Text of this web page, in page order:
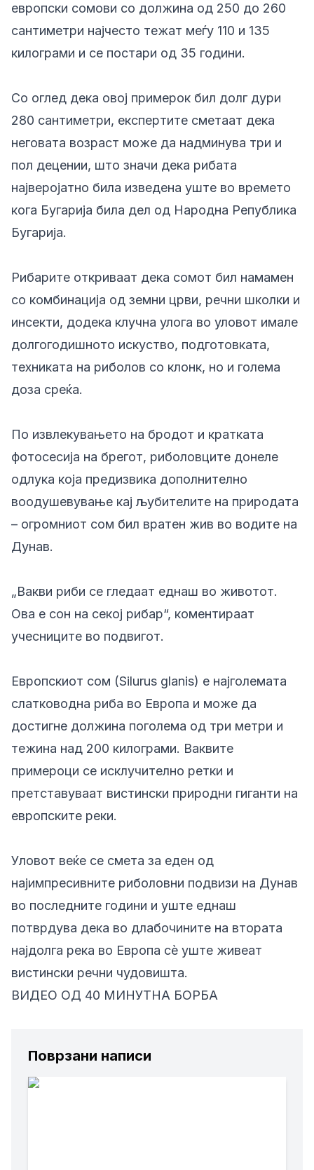
европски сомови со должина од 250 до 260
сантиметри најчесто тежат меѓу 110 и 135
килограми и се постари од 35 години.
Со оглед дека овој примерок бил долг дури
280 сантиметри, експертите сметаат дека
неговата возраст може да надминува три и
пол децении, што значи дека рибата
најверојатно била изведена уште во времето
кога Бугарија била дел од Народна Република
Бугарија.
Рибарите откриваат дека сомот бил намамен
со комбинација од земни црви, речни школки и
инсекти, додека клучна улога во уловот имале
долгогодишното искуство, подготовката,
техниката на риболов со клонк, но и голема
доза среќа.
По извлекувањето на бродот и кратката
фотосесија на брегот, риболовците донеле
одлука која предизвика дополнително
воодушевување кај љубителите на природата
– огромниот сом бил вратен жив во водите на
Дунав.
„Вакви риби се гледаат еднаш во животот.
Ова е сон на секој рибар“, коментираат
учесниците во подвигот.
Европскиот сом (Silurus glanis) е најголемата
слатководна риба во Европа и може да
достигне должина поголема од три метри и
тежина над 200 килограми. Ваквите
примероци се исклучително ретки и
претставуваат вистински природни гиганти на
европските реки.
Уловот веќе се смета за еден од
најимпресивните риболовни подвизи на Дунав
во последните години и уште еднаш
потврдува дека во длабочините на втората
најдолга река во Европа сè уште живеат
вистински речни чудовишта.
ВИДЕО ОД 40 МИНУТНА БОРБА
Поврзани написи